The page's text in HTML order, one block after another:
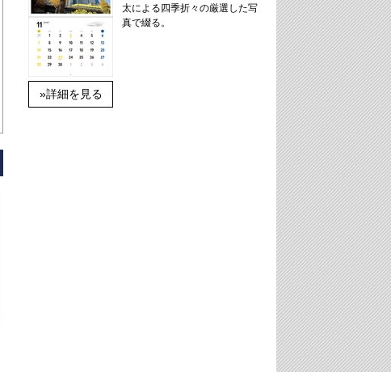
»詳細を見る
太による四季折々の厳選した写
真で綴る。